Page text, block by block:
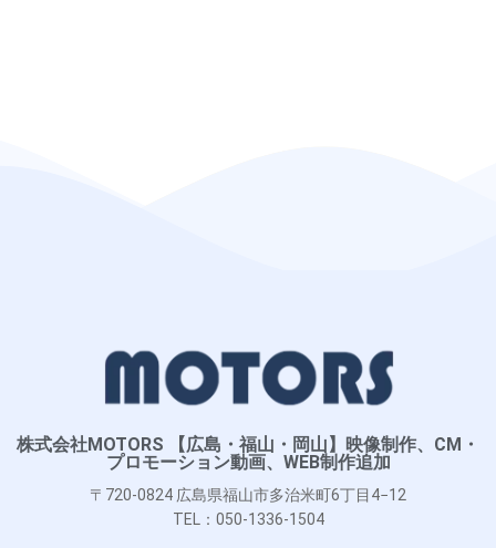
株式会社MOTORS 【広島・福山・岡山】映像制作、CM・
プロモーション動画、WEB制作追加
〒720-0824 広島県福山市多治米町6丁目4−12
TEL：050-1336-1504